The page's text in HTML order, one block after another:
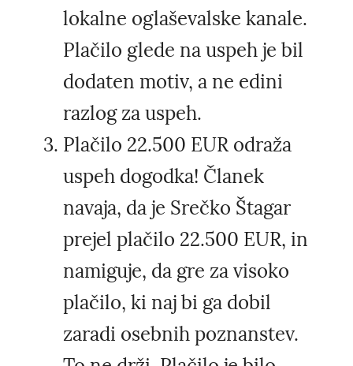
lokalne oglaševalske kanale.
Plačilo glede na uspeh je bil
dodaten motiv, a ne edini
razlog za uspeh.
Plačilo 22.500 EUR odraža
uspeh dogodka! Članek
navaja, da je Srečko Štagar
prejel plačilo 22.500 EUR, in
namiguje, da gre za visoko
plačilo, ki naj bi ga dobil
zaradi osebnih poznanstev.